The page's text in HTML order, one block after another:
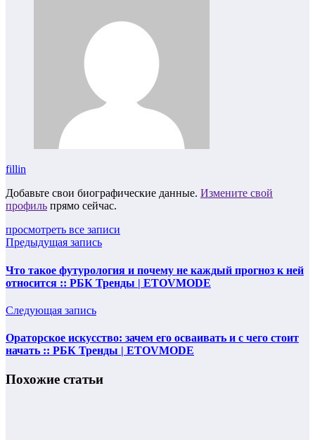
fillin
Добавьте свои биографические данные. Измените свой
профиль прямо сейчас.
просмотреть все записи
Предыдущая запись
Что такое футурология и почему не каждый прогноз к ней
относится :: РБК Тренды | ETOVMODE
Следующая запись
Ораторское искусство: зачем его осваивать и с чего стоит
начать :: РБК Тренды | ETOVMODE
Похожие статьи